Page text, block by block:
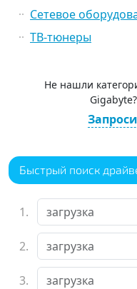
Сетевое
ТВ-тюнеры
Не нашли
Быстрый поиск
1.
2.
3.